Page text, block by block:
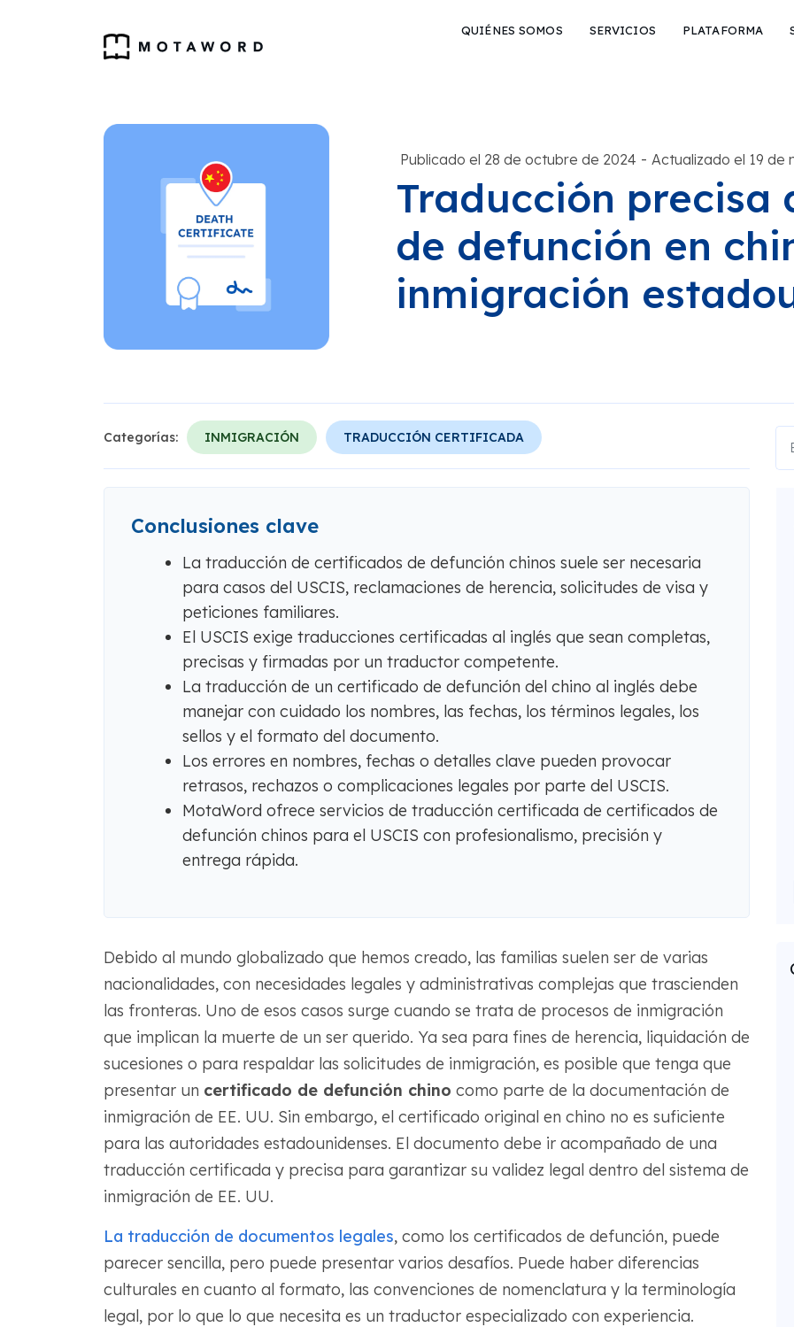
QUIÉNES SOMOS SERVICIOS PLATAFORMA
Publicado el 28 de octubre de 2024 - Actualizado el 19 de
Traducción precisa
de defunción en
inmigración
Categorías: INMIGRACIÓN TRADUCCIÓN CERTIFICADA
Conclusiones clave
La traducción de certificados de defunción chinos suele ser necesaria
para casos del USCIS, reclamaciones de herencia, solicitudes de visa y
peticiones familiares.
El USCIS exige traducciones certificadas al inglés que sean completas,
precisas y firmadas por un traductor competente.
La traducción de un certificado de defunción del chino al inglés debe
manejar con cuidado los nombres, las fechas, los términos legales, los
sellos y el formato del documento.
Los errores en nombres, fechas o detalles clave pueden provocar
retrasos, rechazos o complicaciones legales por parte del USCIS.
MotaWord ofrece servicios de traducción certificada de certificados de
defunción chinos para el USCIS con profesionalismo, precisión y
entrega rápida.
Debido al mundo globalizado que hemos creado, las familias suelen ser de varias
nacionalidades, con necesidades legales y administrativas complejas que trascienden
las fronteras. Uno de esos casos surge cuando se trata de procesos de inmigración
que implican la muerte de un ser querido. Ya sea para fines de herencia, liquidación de
sucesiones o para respaldar las solicitudes de inmigración, es posible que tenga que
presentar un certificado de defunción chino como parte de la documentación de
inmigración de EE. UU. Sin embargo, el certificado original en chino no es suficiente
para las autoridades estadounidenses. El documento debe ir acompañado de una
traducción certificada y precisa para garantizar su validez legal dentro del sistema de
inmigración de EE. UU.
La traducción de documentos legales, como los certificados de defunción, puede
parecer sencilla, pero puede presentar varios desafíos. Puede haber diferencias
culturales en cuanto al formato, las convenciones de nomenclatura y la terminología
legal, por lo que lo que necesita es un traductor especializado con experiencia.